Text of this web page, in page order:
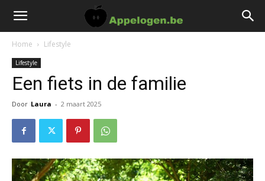
Home Lifestyle
Lifestyle
Een fiets in de familie
Door Laura - 2 maart 2025